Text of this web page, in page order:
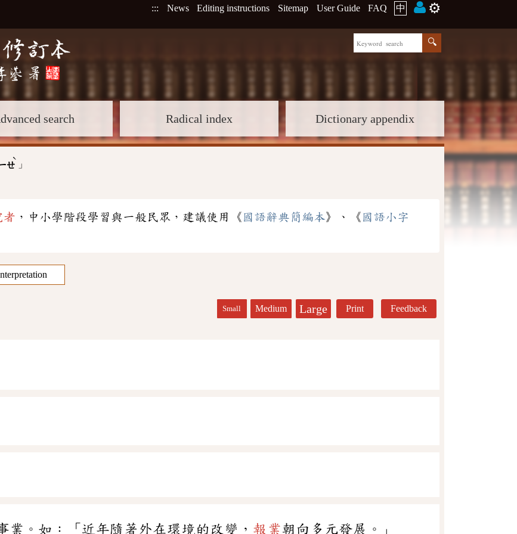
::: News Editing instructions Sitemap User Guide FAQ 中 ⚙️
search Radical index Dictionary appendix
ㄝ
ˋ
」
者 ，中小學階段學習與一般民眾，建議使用《 國語辭典簡編本》、《 國語小字
Small Medium Large Print Feedback
業。如：「近年隨著外在環境的改變， 報業朝向多元發展。」